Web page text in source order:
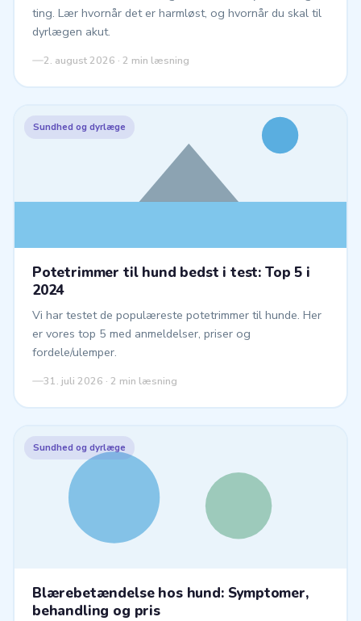
ting. Lær hvornår det er harmløst, og hvornår du skal til
dyrlægen akut.
2. august 2026 · 2 min læsning
Sundhed og dyrlæge
Potetrimmer til hund bedst i test: Top 5 i
2024
Vi har testet de populæreste potetrimmer til hunde. Her
er vores top 5 med anmeldelser, priser og
fordele/ulemper.
31. juli 2026 · 2 min læsning
Sundhed og dyrlæge
Blærebetændelse hos hund: Symptomer,
behandling og pris